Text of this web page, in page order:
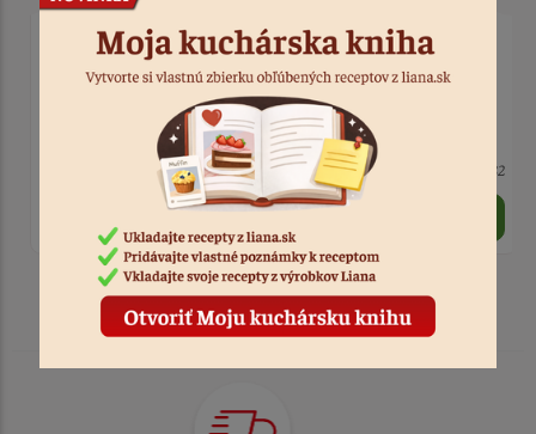
Fontána tortová zlatá 25
Kód: 13082
Sviečky tortové 24ks
8 ks Kód: 11652
1,50 €